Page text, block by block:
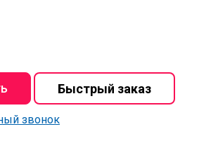
звонок